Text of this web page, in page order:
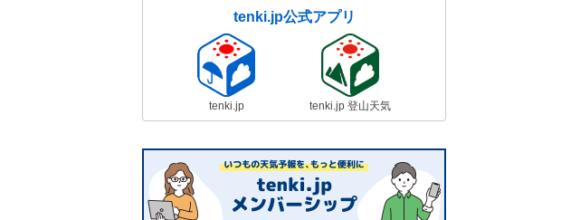
tenki.jp公式アプリ
tenki.jp tenki.jp 登山天気